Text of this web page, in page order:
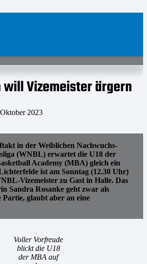
will Vizemeister ärgern
2023
in der Weiblichen Nachwuchs-
(WNBL) erwartet die U18 der
Academy (MBA) gleich ein
ist am Sonntag (12.30 Uhr)
Vizemeister zu Gast in Halle. Das
Sandra Rosanke geht zwar als
Partie, glaubt aber an eine
Voller Vorfreude
blickt die U18
der MBA auf